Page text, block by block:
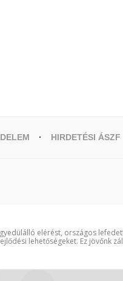
HIRDETÉSI ÁSZF
elérést, országos
lehetőségeket. Ez jövőnk